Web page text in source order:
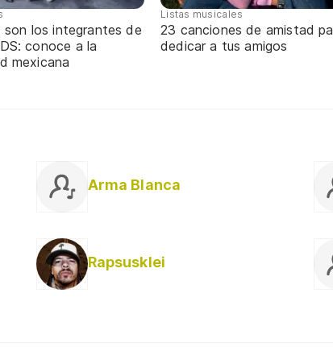
son los integrantes de
conoce a la
mexicana
Listas musicales
23 canciones de amistad
dedicar a tus amigos
Arma Blanca
Rapsusklei